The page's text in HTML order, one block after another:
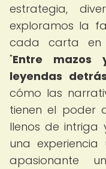
estrategia,
exploramos la
cada carta en
"Entre mazos
leyendas
cómo las
tienen el poder
llenos de intriga
una
apasionante